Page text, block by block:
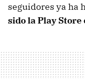
seguidores ya ha
sido la Play